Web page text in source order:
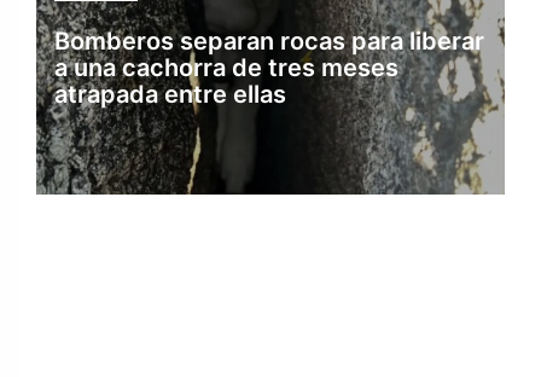
Bomberos separan rocas para liberar
a una cachorra de tres meses
atrapada entre ellas